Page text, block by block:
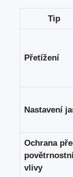
Tip
Přetížení
Nastavení
Ochrana
vlivy